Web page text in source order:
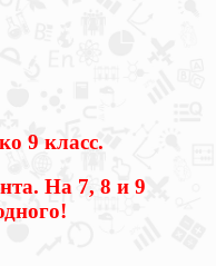
9 класс.
На 7, 8 и 9